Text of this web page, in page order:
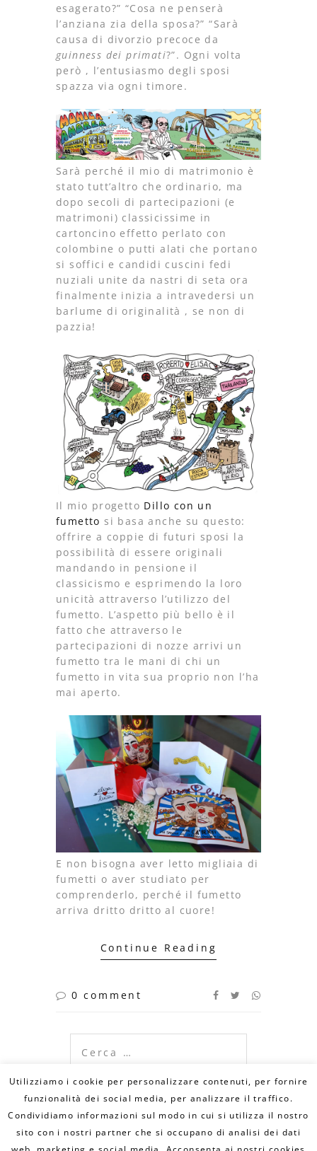
esagerato?” “Cosa ne penserà
l’anziana zia della sposa?” “Sarà
causa di divorzio precoce da
guinness dei primati?”. Ogni volta
però , l’entusiasmo degli sposi
spazza via ogni timore.
Sarà perché il mio di matrimonio è
stato tutt’altro che ordinario, ma
dopo secoli di partecipazioni (e
matrimoni) classicissime in
cartoncino effetto perlato con
colombine o putti alati che portano
si soffici e candidi cuscini fedi
nuziali unite da nastri di seta ora
finalmente inizia a intravedersi un
barlume di originalità , se non di
pazzia!
Il mio progetto Dillo con un
fumetto si basa anche su questo:
offrire a coppie di futuri sposi la
possibilità di essere originali
mandando in pensione il
classicismo e esprimendo la loro
unicità attraverso l’utilizzo del
fumetto. L’aspetto più bello è il
fatto che attraverso le
partecipazioni di nozze arrivi un
fumetto tra le mani di chi un
fumetto in vita sua proprio non l’ha
mai aperto.
E non bisogna aver letto migliaia di
fumetti o aver studiato per
comprenderlo, perché il fumetto
arriva dritto dritto al cuore!
Continue Reading
0 comment
© Copyright 2020 DILLO CON UN FUMETTO. All
Rights Reserved - MAIL:
info@dilloconunfumetto.it- TEL: 339.7079217 -
PRIVACY POLICY
COOKIE POLICY
Utilizziamo i cookie per personalizzare contenuti, per fornire
funzionalità dei social media, per analizzare il traffico.
Condividiamo informazioni sul modo in cui si utilizza il nostro
sito con i nostri partner che si occupano di analisi dei dati